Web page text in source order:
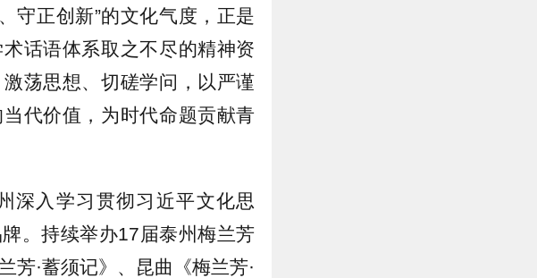
守正创新”的文化气度，正是
话语体系取之不尽的精神资
荡思想、切磋学问，以严谨
代价值，为时代命题贡献青
深入学习贯彻习近平文化思
。持续举办17届泰州梅兰芳
芳·蓄须记》、昆曲《梅兰芳·